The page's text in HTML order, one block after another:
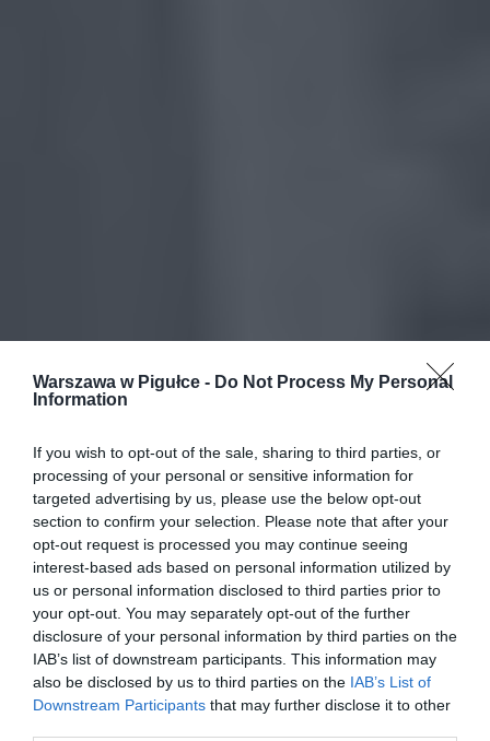
Warszawa w Pigułce - Do Not Process My Personal
Information
If you wish to opt-out of the sale, sharing to third parties, or
processing of your personal or sensitive information for
targeted advertising by us, please use the below opt-out
section to confirm your selection. Please note that after your
opt-out request is processed you may continue seeing
interest-based ads based on personal information utilized by
us or personal information disclosed to third parties prior to
your opt-out. You may separately opt-out of the further
disclosure of your personal information by third parties on the
IAB’s list of downstream participants. This information may
also be disclosed by us to third parties on the IAB’s List of
Downstream Participants that may further disclose it to other